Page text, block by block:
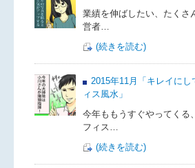
業績を伸ばしたい、たく
営者…
(続きを読む)
2015年11月「キレイにし
ィス風水」
今年ももうすぐやってくる
フィス…
(続きを読む)